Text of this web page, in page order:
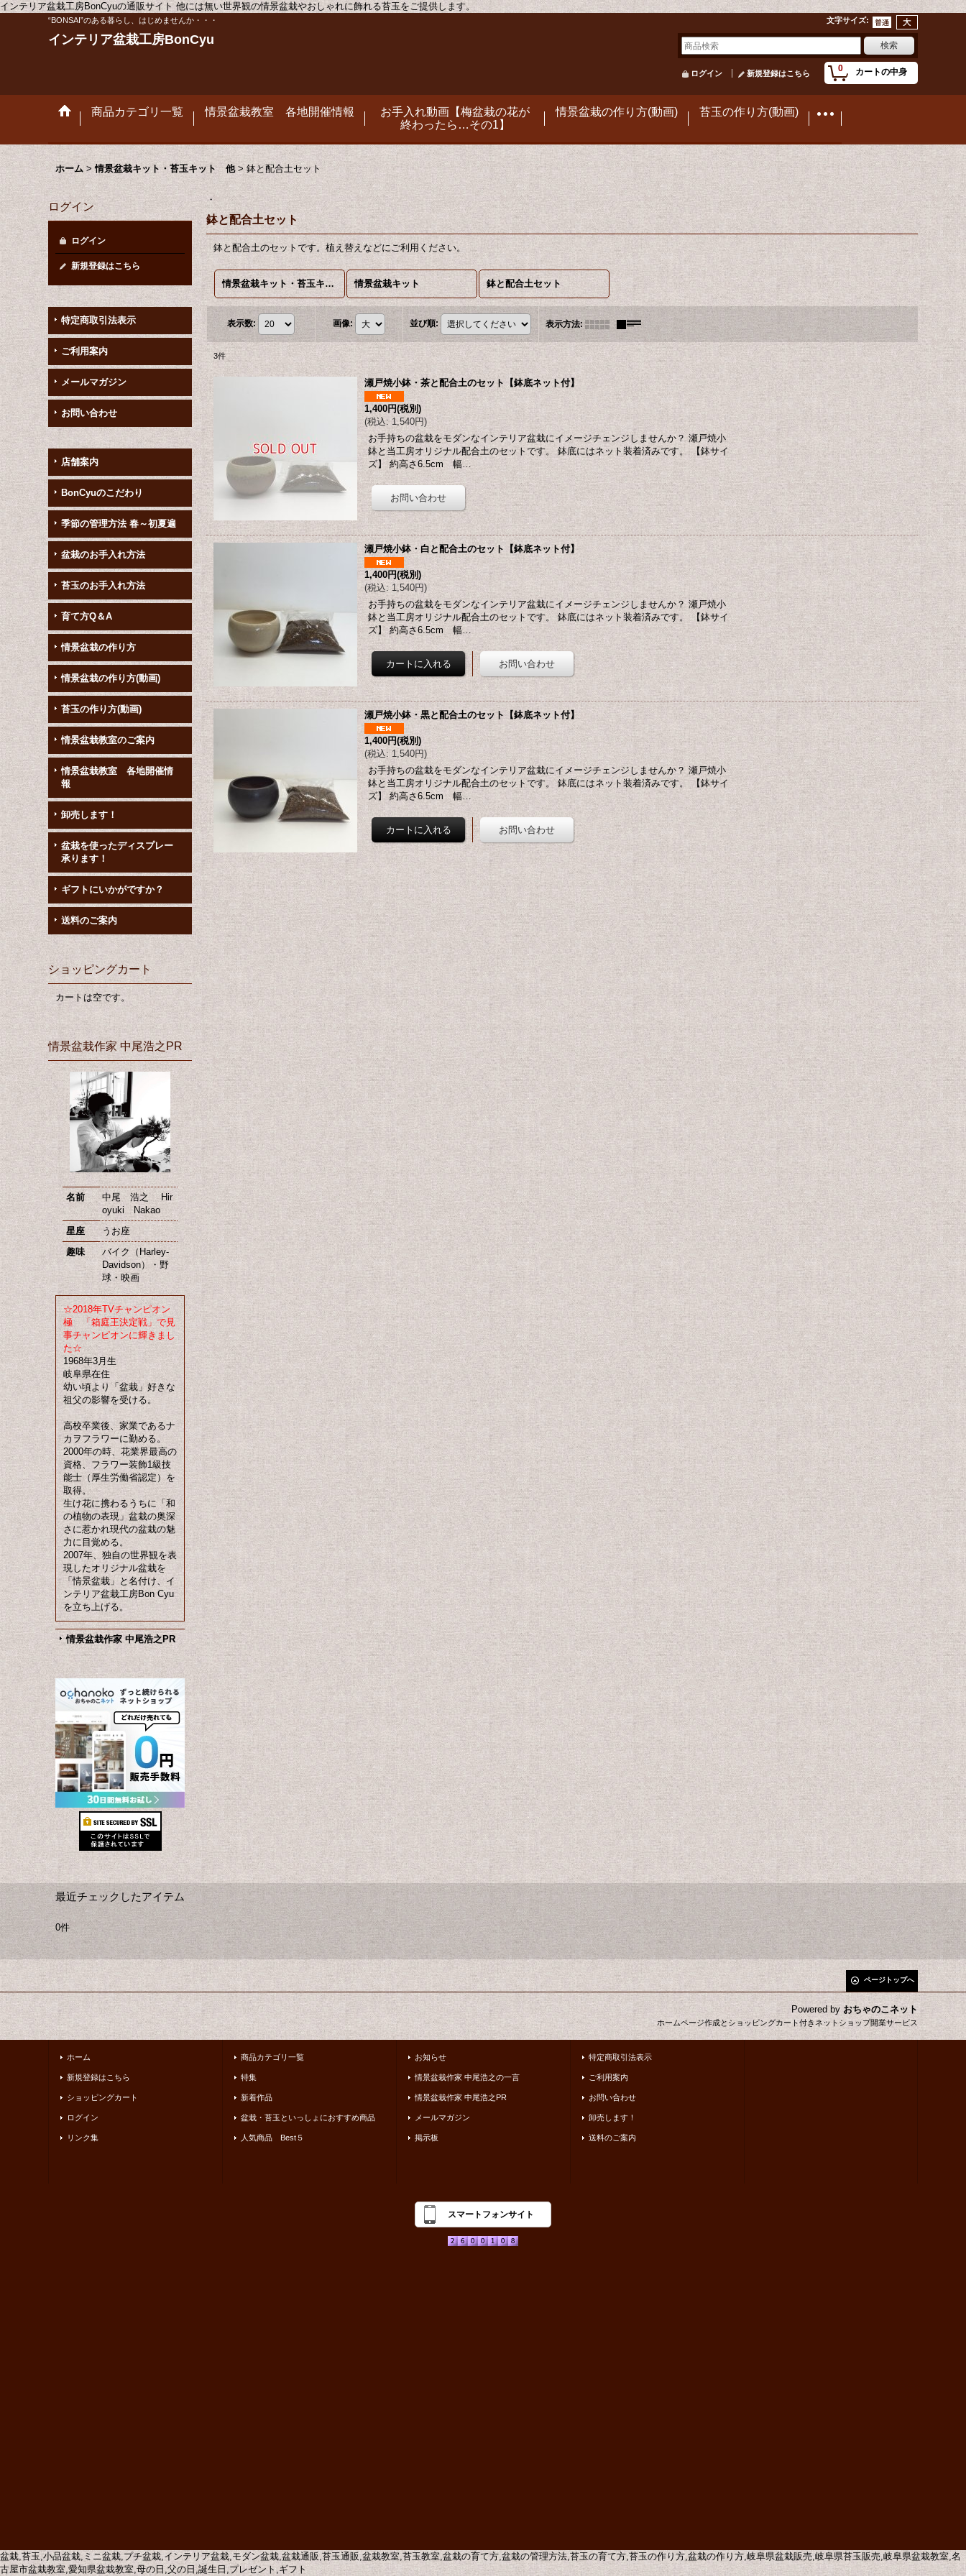
インテリア盆栽工房BonCyuの通販サイト 他には無い世界観の情景盆栽やおしゃれに飾れる苔玉をご提供します。
“BONSAI”のある暮らし、はじめませんか・・・ 文字サイズ:
インテリア盆栽工房BonCyu
0 カートの中身
ログイン 新規登録はこちら
商品カテゴリ一覧 情景盆栽教室 各地開催情報
お手入れ動画【梅盆栽の花が
終わったら…その1】
情景盆栽の作り方(動画) 苔玉の作り方(動画)
ホーム > 情景盆栽キット・苔玉キット 他 > 鉢と配合土セット
ログイン
ログイン
新規登録はこちら
特定商取引法表示
ご利用案内
メールマガジン
お問い合わせ
店舗案内
BonCyuのこだわり
季節の管理方法 春～初夏遍
盆栽のお手入れ方法
苔玉のお手入れ方法
育て方Q＆A
情景盆栽の作り方
情景盆栽の作り方(動画)
苔玉の作り方(動画)
情景盆栽教室のご案内
情景盆栽教室 各地開催情
報
卸売します！
盆栽を使ったディスプレー
承ります！
ギフトにいかがですか？
送料のご案内
ショッピングカート
カートは空です。
情景盆栽作家 中尾浩之PR
名前
中尾 浩之 Hir
oyuki Nakao
星座
うお座
趣味
バイク（Harley-
Davidson）・野
球・映画
☆2018年TVチャンピオン
極 「箱庭王決定戦」で見
事チャンピオンに輝きまし
た☆
1968年3月生
岐阜県在住
幼い頃より「盆栽」好きな
祖父の影響を受ける。
高校卒業後、家業であるナ
カヲフラワーに勤める。
2000年の時、花業界最高の
資格、フラワー装飾1級技
能士（厚生労働省認定）を
取得。
生け花に携わるうちに「和
の植物の表現」盆栽の奥深
さに惹かれ現代の盆栽の魅
力に目覚める。
2007年、独自の世界観を表
現したオリジナル盆栽を
「情景盆栽」と名付け、イ
ンテリア盆栽工房Bon Cyu
を立ち上げる。
情景盆栽作家 中尾浩之PR
・
鉢と配合土セット
鉢と配合土のセットです。植え替えなどにご利用ください。
情景盆栽キット・苔玉キット 他 (全商品) 情景盆栽キット 鉢と配合土セット
表示数: 画像: 並び順: 表示方法:
3件
瀬戸焼小鉢・茶と配合土のセット【鉢底ネット付】
1,400円(税別)
(税込: 1,540円)
お手持ちの盆栽をモダンなインテリア盆栽にイメージチェンジしませんか？ 瀬戸焼小
鉢と当工房オリジナル配合土のセットです。 鉢底にはネット装着済みです。 【鉢サイ
ズ】 約高さ6.5cm 幅…
瀬戸焼小鉢・白と配合土のセット【鉢底ネット付】
1,400円(税別)
(税込: 1,540円)
お手持ちの盆栽をモダンなインテリア盆栽にイメージチェンジしませんか？ 瀬戸焼小
鉢と当工房オリジナル配合土のセットです。 鉢底にはネット装着済みです。 【鉢サイ
ズ】 約高さ6.5cm 幅…
瀬戸焼小鉢・黒と配合土のセット【鉢底ネット付】
1,400円(税別)
(税込: 1,540円)
お手持ちの盆栽をモダンなインテリア盆栽にイメージチェンジしませんか？ 瀬戸焼小
鉢と当工房オリジナル配合土のセットです。 鉢底にはネット装着済みです。 【鉢サイ
ズ】 約高さ6.5cm 幅…
最近チェックしたアイテム
0件
ページトップへ
Powered byおちゃのこネット
ホームページ作成とショッピングカート付きネットショップ開業サービス
ホーム
新規登録はこちら
ショッピングカート
ログイン
リンク集
商品カテゴリ一覧
特集
新着作品
盆栽・苔玉といっしょにおすすめ商品
人気商品 Best５
お知らせ
情景盆栽作家 中尾浩之の一言
情景盆栽作家 中尾浩之PR
メールマガジン
掲示板
特定商取引法表示
ご利用案内
お問い合わせ
卸売します！
送料のご案内
スマートフォンサイト
盆栽,苔玉,小品盆栽,ミニ盆栽,プチ盆栽,インテリア盆栽,モダン盆栽,盆栽通販,苔玉通販,盆栽教室,苔玉教室,盆栽の育て方,盆栽の管理方法,苔玉の育て方,苔玉の作り方,盆栽の作り方,岐阜県盆栽販売,岐阜県苔玉販売,岐阜県盆栽教室,名
古屋市盆栽教室,愛知県盆栽教室,母の日,父の日,誕生日,プレゼント,ギフト